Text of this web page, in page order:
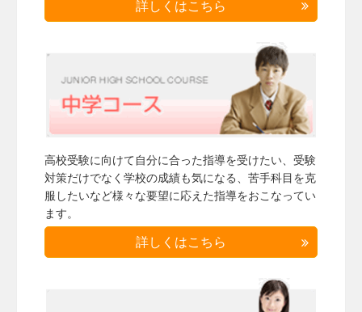
詳しくはこちら
高校受験に向けて自分に合った指導を受けたい、受験
対策だけでなく学校の成績も気になる、苦手科目を克
服したいなど様々な要望に応えた指導をおこなってい
ます。
詳しくはこちら